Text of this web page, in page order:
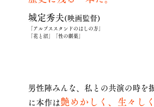
城定秀夫(映画監督)
「アルプススタンドのはしの方」
「花と沼」「性の劇薬」
男性陣みんな、私との共演の時を
に本作は艶めかしく、生々し